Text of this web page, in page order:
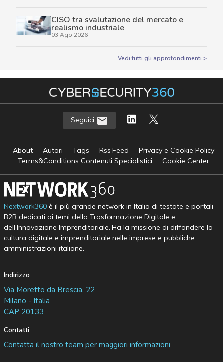
CISO tra svalutazione del mercato e
realismo industriale
03 Ago 2026
Vedi tutti gli approfondimenti >
Seguici
About Autori Tags Rss Feed
Privacy e Cookie Policy
Terms&Conditions Contenuti Specialistici
Cookie Center
Nextwork360è il più grande network in Italia di testate e portali
B2B dedicati ai temi della Trasformazione Digitale e
dell’Innovazione Imprenditoriale. Ha la missione di diffondere la
cultura digitale e imprenditoriale nelle imprese e pubbliche
amministrazioni italiane.
Indirizzo
Via Moretto da Brescia, 22
Milano - Italia
CAP 20133
Contatti
Contatta il nostro team per maggiori informazioni